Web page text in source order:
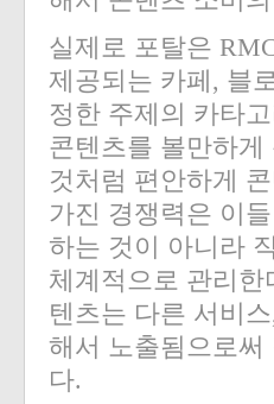
실제로 포탈은
제공되는 카페, 블
정한 주제의 카타
콘텐츠를 볼만하
것처럼 편안하게
가진 경쟁력은 이
하는 것이 아니라
체계적으로 관리
텐츠는 다른 서비
해서 노출됨으로
다.